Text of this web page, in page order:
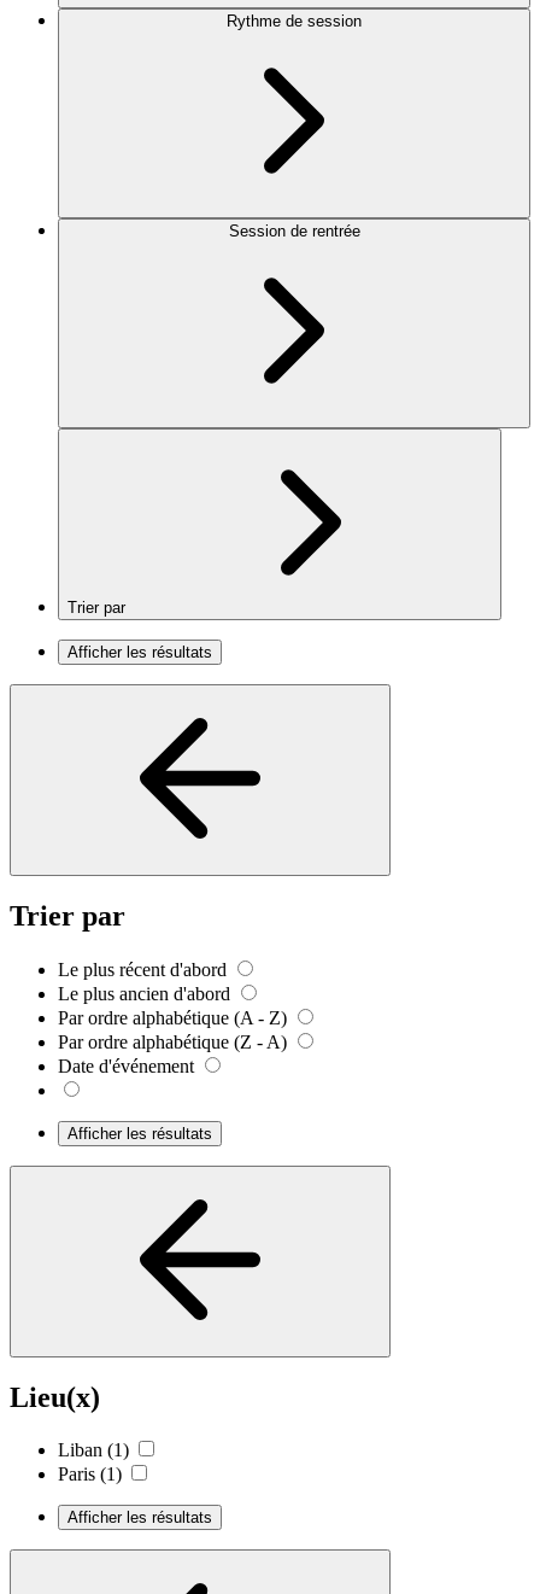
Rythme de session
Session de rentrée
Trier par
Afficher les résultats
Trier par
Le plus récent d'abord
Le plus ancien d'abord
Par ordre alphabétique (A - Z)
Par ordre alphabétique (Z - A)
Date d'événement
Afficher les résultats
Lieu(x)
Liban (1)
Paris (1)
Afficher les résultats